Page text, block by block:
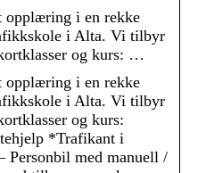
opplæring i en rekke
i Alta. Vi tilbyr
og kurs: …
opplæring i en rekke
i Alta. Vi tilbyr
og kurs:
*Trafikant i
med manuell /